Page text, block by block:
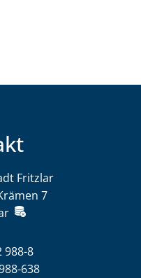
Fritzlar
7
988-8
638